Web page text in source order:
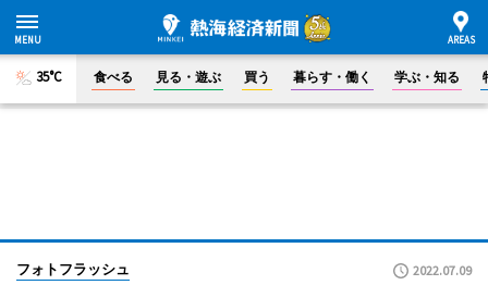
35°C 食べる 見る・遊ぶ 買う 暮らす・働く 学ぶ・知る
フォトフラッシュ 2022.07.09